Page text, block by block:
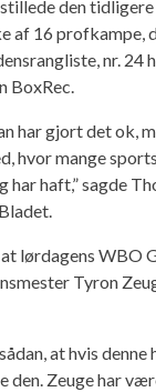
stillede den
af 16 profkampe,
nr. 24
BoxRec.
har gjort det ok,
hvor mange
har haft,” sagde
at lørdagens WBO
Tyron
at hvis
den. Zeuge har